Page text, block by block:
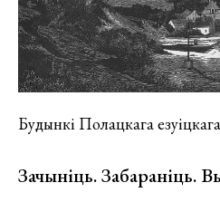
Будынкі Полацкага
Зачыніць. Забараніць.